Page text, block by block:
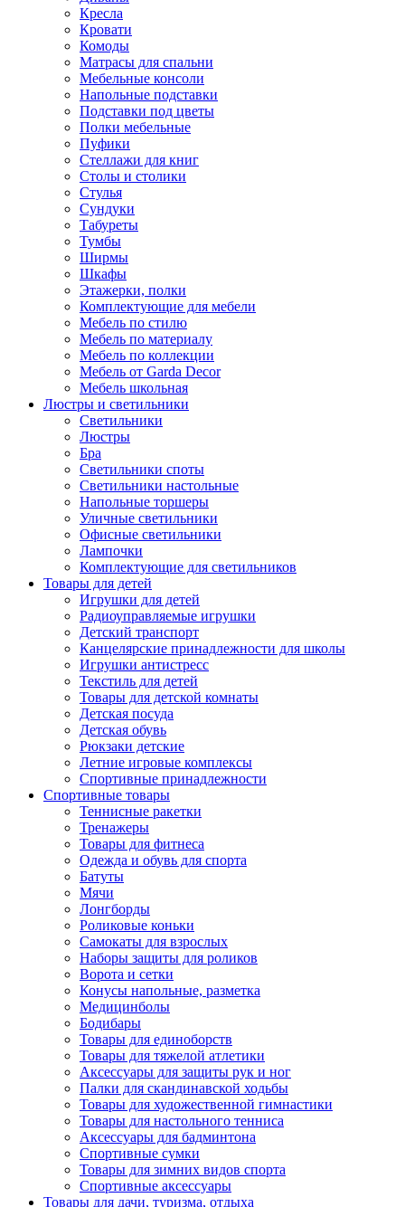
Кресла
Кровати
Комоды
Матрасы для спальни
Мебельные консоли
Напольные подставки
Подставки под цветы
Полки мебельные
Пуфики
Стеллажи для книг
Столы и столики
Стулья
Сундуки
Табуреты
Тумбы
Ширмы
Шкафы
Этажерки, полки
Комплектующие для мебели
Мебель по стилю
Мебель по материалу
Мебель по коллекции
Мебель от Garda Decor
Мебель школьная
Люстры и светильники
Светильники
Люстры
Бра
Светильники споты
Светильники настольные
Напольные торшеры
Уличные светильники
Офисные светильники
Лампочки
Комплектующие для светильников
Товары для детей
Игрушки для детей
Радиоуправляемые игрушки
Детский транспорт
Канцелярские принадлежности для школы
Игрушки антистресс
Текстиль для детей
Товары для детской комнаты
Детская посуда
Детская обувь
Рюкзаки детские
Летние игровые комплексы
Спортивные принадлежности
Спортивные товары
Теннисные ракетки
Тренажеры
Товары для фитнеса
Одежда и обувь для спорта
Батуты
Мячи
Лонгборды
Роликовые коньки
Самокаты для взрослых
Наборы защиты для роликов
Ворота и сетки
Конусы напольные, разметка
Медицинболы
Бодибары
Товары для единоборств
Товары для тяжелой атлетики
Аксессуары для защиты рук и ног
Палки для скандинавской ходьбы
Товары для художественной гимнастики
Товары для настольного тенниса
Аксессуары для бадминтона
Спортивные сумки
Товары для зимних видов спорта
Спортивные аксессуары
Товары для дачи, туризма, отдыха